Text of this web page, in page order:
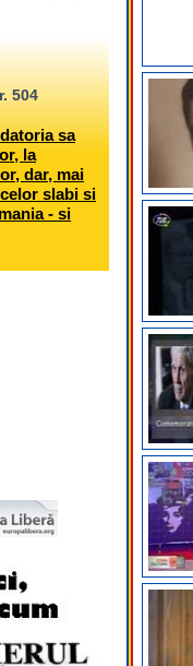
504
sa
la
dar, mai
slabi si
- si